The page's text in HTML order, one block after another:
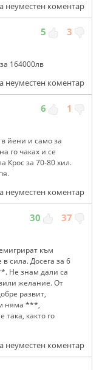
неуместен коментар
5 3
164000лв
неуместен коментар
6 1
йени и само за
го чаках и се
Крос за 70-80 хил.
неуместен коментар
30 37
към
сила. Досега за 6
Не знам дали са
желание. От
развит,
няма ***,
така, както го
неуместен коментар